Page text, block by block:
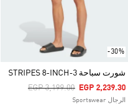
-30%
شورت سباحة 3-STRIPES 8-INCH
Price Reduced From
EGP 3,199.00ToEGP 2,239.30
الرجال Sportswear